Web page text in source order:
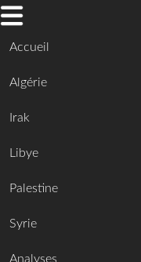
Accueil
Algérie
Irak
Libye
Palestine
Syrie
Analyses